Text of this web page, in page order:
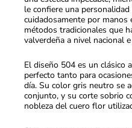
le confiere una
cuidadosamente por manos
métodos tradicionales que
valverdeña a nivel nacional
El diseño 504 es un clásico
perfecto tanto para
día. Su color gris neutro se
conjunto, y su corte sobrio
nobleza del cuero flor